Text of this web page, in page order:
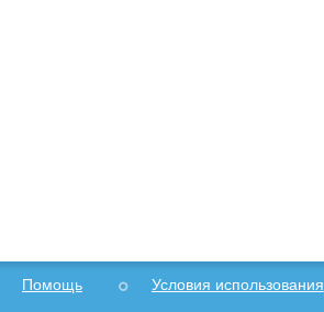
Помощь Условия использования